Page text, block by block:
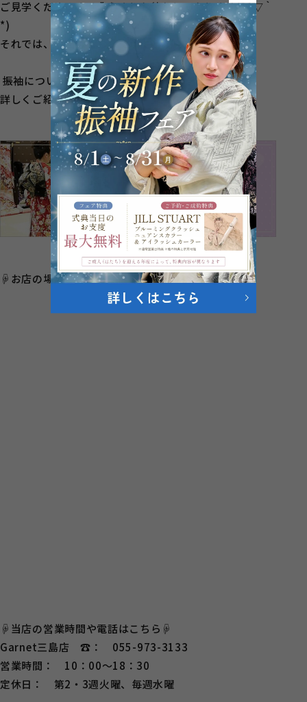
ご見学くださいませ✿心よりお待ちしております(*´▽｀
*)
それでは、今回はこちらで以上となります！
振袖について気になった方はこちらをチェック☆
詳しくご紹介しています☟
☟お店の場所はこちら☟
☟当店の営業時間や電話はこちら☟
Garnet三島店 ☎： 055-973-3133
営業時間： 10：00～18：30
定休日： 第2・3週火曜、毎週水曜